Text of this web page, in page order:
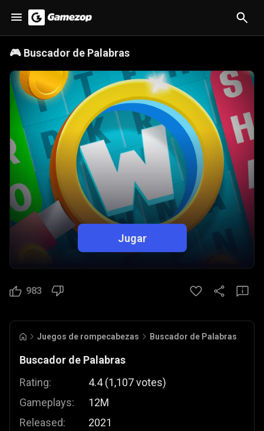
🎮 Buscador de Palabras
Jugar
983
Juegos de rompecabezas Buscador de Palabras
Buscador de Palabras
Rating:
Gameplays:
Released:
4.4 (1,107votes)
12M
2021